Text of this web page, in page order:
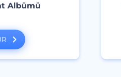
Albümü